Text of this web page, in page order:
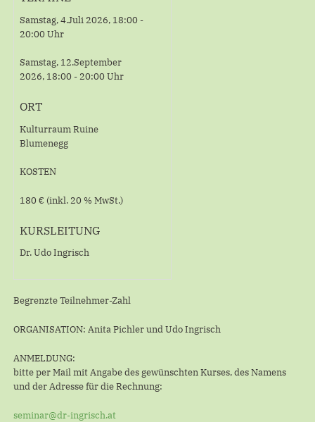
Samstag, 4.Juli 2026, 18:00 -
20:00 Uhr
Samstag, 12.September
2026, 18:00 - 20:00 Uhr
ORT
Kulturraum Ruine
Blumenegg
KOSTEN
180 € (inkl. 20 % MwSt.)
KURSLEITUNG
Dr. Udo Ingrisch
Begrenzte Teilnehmer-Zahl
ORGANISATION: Anita Pichler und Udo Ingrisch
ANMELDUNG:
bitte per Mail mit Angabe des gewünschten Kurses, des Namens
und der Adresse für die Rechnung:
seminar@dr-ingrisch.at